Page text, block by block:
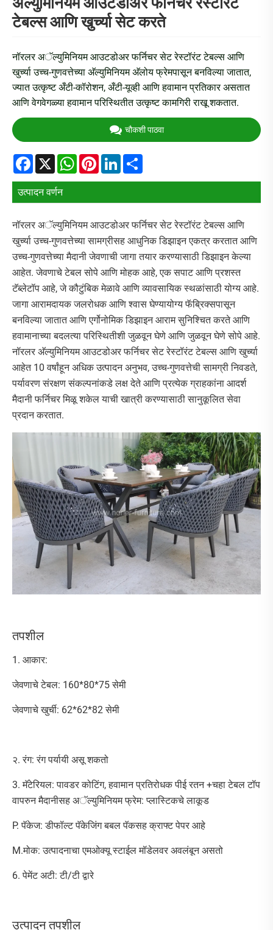
टेबल्स आणि खुर्च्या सेट करते
नॉरलर अॅल्युमिनियम आउटडोअर फर्निचर सेट रेस्टॉरंट टेबल्स आणि
खुर्च्या उच्च-गुणवत्तेच्या अ‍ॅल्युमिनियम अ‍ॅलोय फ्रेमपासून बनविल्या जातात,
ज्यात उत्कृष्ट अँटी-कॉरोशन, अँटी-यूव्ही आणि हवामान प्रतिकार असतात
आणि वेगवेगळ्या हवामान परिस्थितीत उत्कृष्ट कामगिरी राखू शकतात.
चौकशी पाठवा
Facebook
X WhatsApp
PinterestLinkedIn
उत्पादन वर्णन
नॉरलर अॅल्युमिनियम आउटडोअर फर्निचर सेट रेस्टॉरंट टेबल्स आणि
खुर्च्या उच्च-गुणवत्तेच्या सामग्रीसह आधुनिक डिझाइन एकत्र करतात आणि
उच्च-गुणवत्तेच्या मैदानी जेवणाची जागा तयार करण्यासाठी डिझाइन केल्या
आहेत. जेवणाचे टेबल सोपे आणि मोहक आहे, एक सपाट आणि प्रशस्त
टॅब्लेटॉप आहे, जे कौटुंबिक मेळावे आणि व्यावसायिक स्थळांसाठी योग्य आहे.
जागा आरामदायक जलरोधक आणि श्वास घेण्यायोग्य फॅब्रिक्सपासून
बनविल्या जातात आणि एर्गोनोमिक डिझाइन आराम सुनिश्चित करते आणि
हवामानाच्या बदलत्या परिस्थितीशी जुळवून घेणे आणि जुळवून घेणे सोपे आहे.
नॉरलर अ‍ॅल्युमिनियम आउटडोअर फर्निचर सेट रेस्टॉरंट टेबल्स आणि खुर्च्या
आहेत 10 वर्षांहून अधिक उत्पादन अनुभव, उच्च-गुणवत्तेची सामग्री निवडते,
पर्यावरण संरक्षण संकल्पनांकडे लक्ष देते आणि प्रत्येक ग्राहकांना आदर्श
मैदानी फर्निचर मिळू शकेल याची खात्री करण्यासाठी सानुकूलित सेवा
प्रदान करतात.
तपशील
1. आकार:
जेवणाचे टेबल: 160*80*75 सेमी
जेवणाचे खुर्ची: 62*62*82 सेमी
२. रंग: रंग पर्यायी असू शकतो
3. मॅटेरियल: पावडर कोटिंग, हवामान प्रतिरोधक पीई रतन +चहा टेबल टॉप
वापरुन मैदानीसह अॅल्युमिनियम फ्रेम: प्लास्टिकचे लाकूड
P. पॅकेज: डीफॉल्ट पॅकेजिंग बबल पॅकसह क्राफ्ट पेपर आहे
M.मोक: उत्पादनाचा एमओक्यू स्टाईल मॉडेलवर अवलंबून असतो
6. पेमेंट अटी: टी/टी द्वारे
उत्पादन तपशील